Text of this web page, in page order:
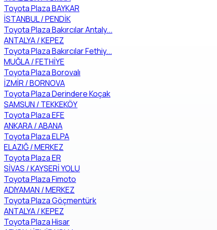
Toyota Plaza BAYKAR
İSTANBUL / PENDİK
Toyota Plaza Bakırcılar Antaly...
ANTALYA / KEPEZ
Toyota Plaza Bakırcılar Fethiy...
MUĞLA / FETHİYE
Toyota Plaza Borovalı
İZMİR / BORNOVA
Toyota Plaza Derindere Koçak
SAMSUN / TEKKEKÖY
Toyota Plaza EFE
ANKARA / ABANA
Toyota Plaza ELPA
ELAZIĞ / MERKEZ
Toyota Plaza ER
SİVAS / KAYSERİ YOLU
Toyota Plaza Fimoto
ADIYAMAN / MERKEZ
Toyota Plaza Göçmentürk
ANTALYA / KEPEZ
Toyota Plaza Hisar